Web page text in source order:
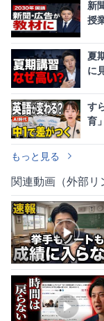
新
授
夏
に
す
育
もっと見る
関連動画（外部リ